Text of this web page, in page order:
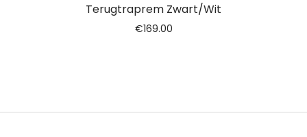
Terugtraprem Zwart/Wit
€169.00